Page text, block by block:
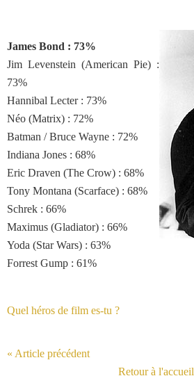
James Bond : 73%
Jim Levenstein (American Pie) :
73%
Hannibal Lecter : 73%
Néo (Matrix) : 72%
Batman / Bruce Wayne : 72%
Indiana Jones : 68%
Eric Draven (The Crow) : 68%
Tony Montana (Scarface) : 68%
Schrek : 66%
Maximus (Gladiator) : 66%
Yoda (Star Wars) : 63%
Forrest Gump : 61%
Quel héros de film es-tu ?
« Article précédent
Retour à l'accueil